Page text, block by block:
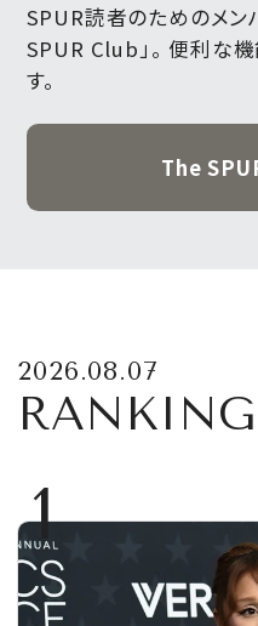
SPUR読者のためのメン
SPUR Club」。 便利な
す。
The
2026.08.07
RANKING
1